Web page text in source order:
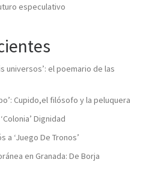
especulativo
universos’: el poemario de las
Cupido,el filósofo y la peluquera
Dignidad
a ‘Juego De Tronos’
en Granada: De Borja